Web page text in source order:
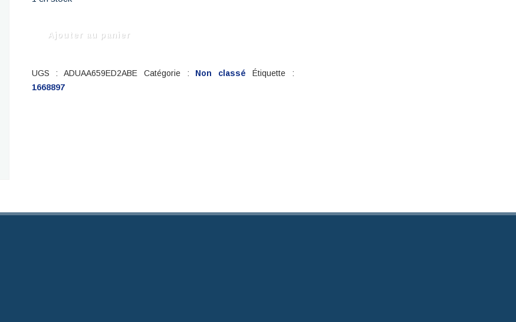
Ajouter au panier
UGS :ADUAA659ED2ABE Catégorie : Non classé
Étiquette :
1668897